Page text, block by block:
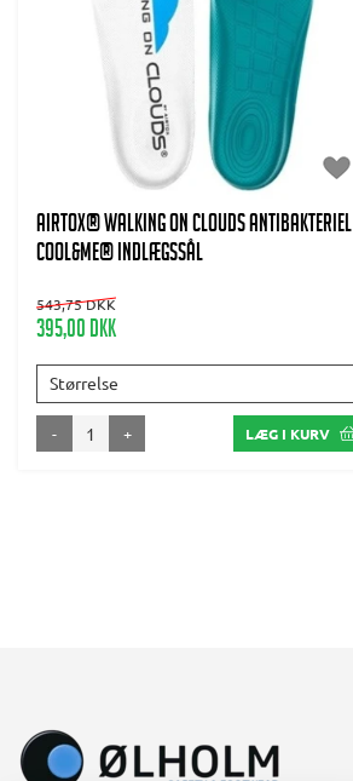
AIRTOX® Walking on clouds antibakteriel
Cool&Me® indlægssål
543,75 DKK
395,00 DKK
Størrelse
- + LÆG I KURV